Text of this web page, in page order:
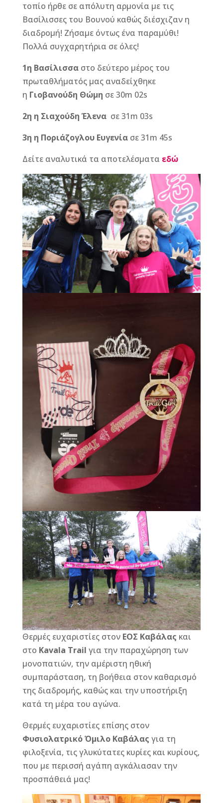
τοπίο ήρθε σε απόλυτη αρμονία με τις
Βασίλισσες του Βουνού καθώς διέσχιζαν η
διαδρομή! Ζήσαμε όντως ένα παραμύθι!
Πολλά συγχαρητήρια σε όλες!
1η Βασίλισσαστο δεύτερο μέρος του
πρωταθλήματός μας αναδείχθηκε
η Γιοβανούδη Θώμη σε 30m 02s
2η η Σιαχούδη Έλενα σε 31m 03s
3η η Ποριάζογλου Ευγενίασε 31m 45s
Δείτε αναλυτικά τα αποτελέσματα εδώ
Θερμές ευχαριστίες στον ΕΟΣ Καβάλας και
στο Kavala Trail για την παραχώρηση των
μονοπατιών, την αμέριστη ηθική
συμπαράσταση, τη βοήθεια στον καθαρισμό
της διαδρομής, καθώς και την υποστήριξη
κατά τη μέρα του αγώνα.
Θερμές ευχαριστίες επίσης στον
Φυσιολατρικό Όμιλο Καβάλας για τη
φιλοξενία, τις γλυκύτατες κυρίες και κυρίους,
που με περισσή αγάπη αγκάλιασαν την
προσπάθειά μας!